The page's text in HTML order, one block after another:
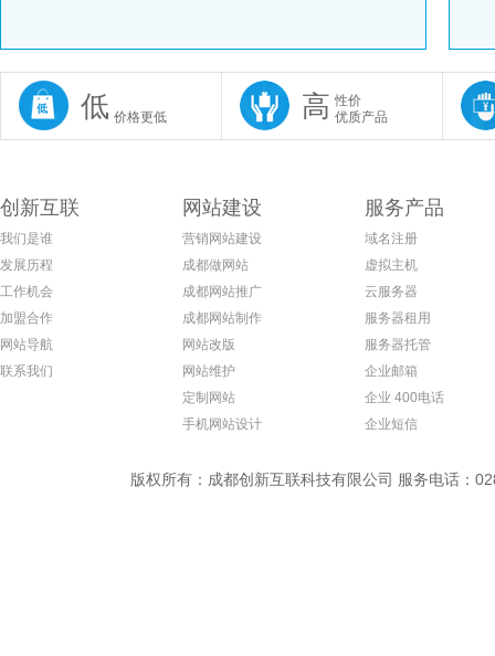
低 价格更低 高 性价
优质产品
创新互联
我们是谁
发展历程
工作机会
加盟合作
网站导航
联系我们
网站建设
营销网站建设
成都做网站
成都网站推广
成都网站制作
网站改版
网站维护
定制网站
手机网站设计
服务产品
域名注册
虚拟主机
云服务器
服务器租用
服务器托管
企业邮箱
企业 400电话
企业短信
版权所有：成都创新互联科技有限公司 服务电话：